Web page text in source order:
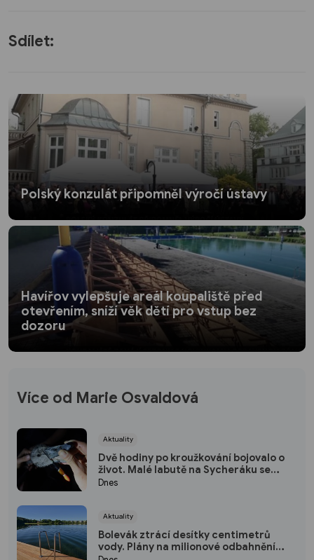
Sdílet:
Polský konzulát připomněl výročí ústavy
Havířov vylepšuje areál koupaliště před
otevřením, sníží věk dětí pro vstup bez
dozoru
Více od Marie Osvaldová
Aktuality
Dvě hodiny po kroužkování bojovalo o
život. Malé labutě na Sycheráku se
zmocnila nástraha pytláků
Dnes
Aktuality
Bolevák ztrácí desítky centimetrů
vody. Plány na milionové odbahnění